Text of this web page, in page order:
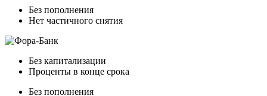
Без пополнения
Нет частичного снятия
Без капитализации
Проценты в конце срока
Без пополнения